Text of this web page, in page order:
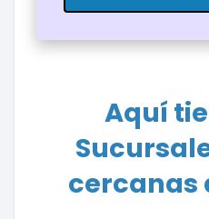
Aquí
cercanas